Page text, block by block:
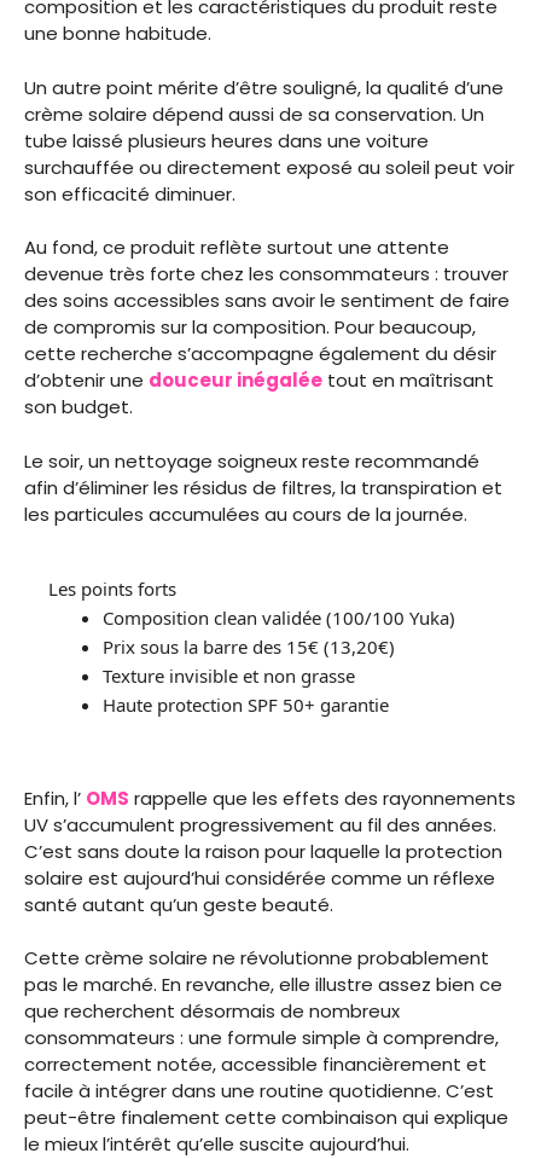
composition et les caractéristiques du produit reste
une bonne habitude.
Un autre point mérite d’être souligné, la qualité d’une
crème solaire dépend aussi de sa conservation. Un
tube laissé plusieurs heures dans une voiture
surchauffée ou directement exposé au soleil peut voir
son efficacité diminuer.
Au fond, ce produit reflète surtout une attente
devenue très forte chez les consommateurs : trouver
des soins accessibles sans avoir le sentiment de faire
de compromis sur la composition. Pour beaucoup,
cette recherche s’accompagne également du désir
d’obtenir une douceur inégalée tout en maîtrisant
son budget.
Le soir, un nettoyage soigneux reste recommandé
afin d’éliminer les résidus de filtres, la transpiration et
les particules accumulées au cours de la journée.
Les points forts
Composition clean validée (100/100 Yuka)
Prix sous la barre des 15€ (13,20€)
Texture invisible et non grasse
Haute protection SPF 50+ garantie
Enfin, l’ OMS rappelle que les effets des rayonnements
UV s’accumulent progressivement au fil des années.
C’est sans doute la raison pour laquelle la protection
solaire est aujourd’hui considérée comme un réflexe
santé autant qu’un geste beauté.
Cette crème solaire ne révolutionne probablement
pas le marché. En revanche, elle illustre assez bien ce
que recherchent désormais de nombreux
consommateurs : une formule simple à comprendre,
correctement notée, accessible financièrement et
facile à intégrer dans une routine quotidienne. C’est
peut-être finalement cette combinaison qui explique
le mieux l’intérêt qu’elle suscite aujourd’hui.